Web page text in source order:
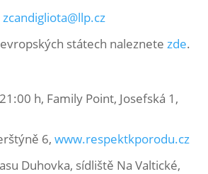
zcandigliota@llp.cz
státech naleznete zde.
h, Family Point, Josefská 1,
6,www.respektkporodu.cz
Duhovka, sídliště Na Valtické,